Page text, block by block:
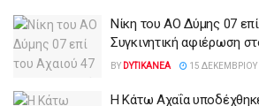
Νίκη του ΑΟ Δύμης 07
Συγκινητική αφιέρωση
BY DYTIKANEA 15 ΔΕΚΕΜΒΡΊΟΥ
Η Κάτω Αχαΐα